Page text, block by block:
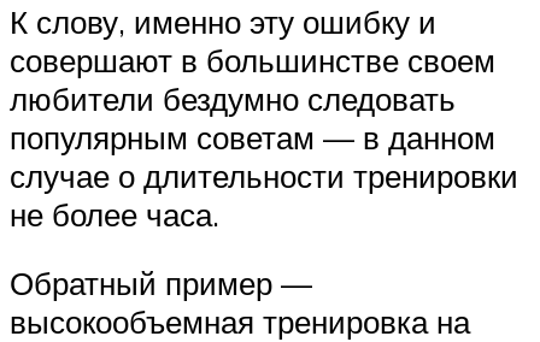
К слову, именно эту ошибку и
совершают в большинстве своем
любители бездумно следовать
популярным советам — в данном
случае о длительности тренировки
не более часа.
Обратный пример —
высокообъемная тренировка на